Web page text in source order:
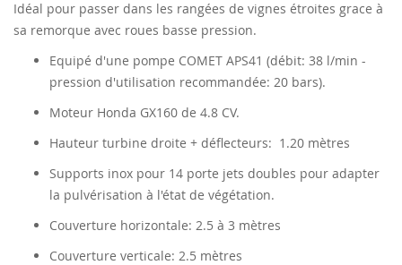
Idéal pour passer dans les rangées de vignes étroites grace à
sa remorque avec roues basse pression.
Equipé d'une pompe COMET APS41 (débit: 38 l/min -
pression d'utilisation recommandée: 20 bars).
Moteur Honda GX160 de 4.8 CV.
Hauteur turbine droite + déflecteurs: 1.20 mètres
Supports inox pour 14 porte jets doubles pour adapter
la pulvérisation à l'état de végétation.
Couverture horizontale: 2.5 à 3 mètres
Couverture verticale: 2.5 mètres